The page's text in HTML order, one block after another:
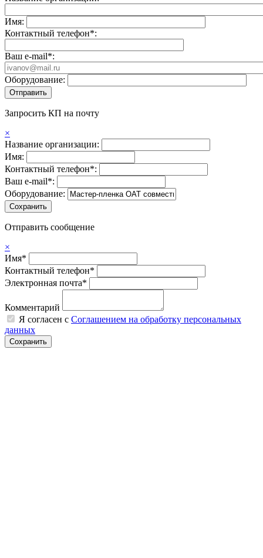
Имя:
Контактный телефон*:
Ваш e-mail*:
Оборудование:
Запросить КП на почту
×
Название организации:
Имя:
Контактный телефон*:
Ваш e-mail*:
Оборудование:
Отправить сообщение
×
Имя*
Контактный телефон*
Электронная почта*
Комментарий
Я согласен с Соглашением на обработку персональных
данных